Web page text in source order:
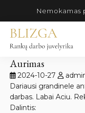
turinio
Nemokamas
Aurimas
2024-10-27
Dariausi grandinele
darbas. Labai Aciu.
Dalintis: